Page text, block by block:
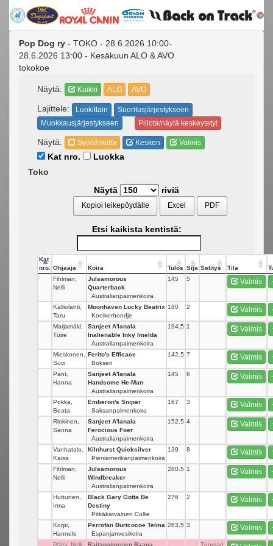
Pop Dog ry - TOKO - 28.6.2026 10:00-
28.6.2026 13:00 - Kesäkuun ALO & AVO
tokokoe
Näytä: Kaikki ALO AVO
Lajittele: Luokittain
Suoritusjärjestykseen
Muokkausjärjestykseen
Piilota/näytä keskeytetyt
Näytä: Syöttämättä Kesken Valmis
Kat nro.
Luokka
Toko
Näytä
riviä
Kopioi leikepöydälle Excel PDF
Etsi kaikista kentistä:
Kat
nro.
Ohjaaja Koira Tulos Sija Selitys Tila
Fihlman,
Nelli
Julsamorous
Quarterback
Australianpaimenkoira
145 5 Valmis
Kalliolahti,
Taru
Moonhaven Lucky Beatrix
Kooikerhondje
180 2 Valmis
Marjamäki,
Tuire
Sanjeet A'lanala
Inalienable Inky Imelda
Australianpaimenkoira
194.5 1 Valmis
Mieskonen,
Suvi
Ferito's Efficace
Bokseri
142.5 7 Valmis
Pant,
Hanna
Sanjeet A'lanala
Handsome He-Man
Australianpaimenkoira
145 6 Valmis
Pokka,
Beata
Emberon's Sniper
Saksanpaimenkoira
167 3 Valmis
Rinkinen,
Sanna
Sanjeet A'lanala
Ferocious Foer
Australianpaimenkoira
152.5 4 Valmis
Vanhatalo,
Kaisa
Kilnhurst Quicksilver
Pieniamerikanpaimenkoira
139 8 Valmis
Fihlman,
Nelli
Julsamorous
Windbreaker
Australianpaimenkoira
280.5 1 Valmis
Huttunen,
Irma
Black Gary Gotta Be
Destiny
Pitkäkarvainen Collie
276 2 Valmis
Korpi,
Hannele
Perrofan Burtcocoe Telma
Espanjanvesikoira
263.5 3 Valmis
Pätsi, Nelli Raitapaimenen Baana Tuomari